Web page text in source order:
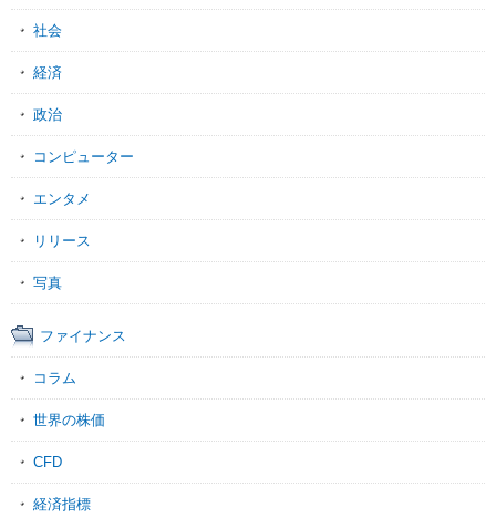
社会
経済
政治
コンピューター
エンタメ
リリース
写真
ファイナンス
コラム
世界の株価
CFD
経済指標